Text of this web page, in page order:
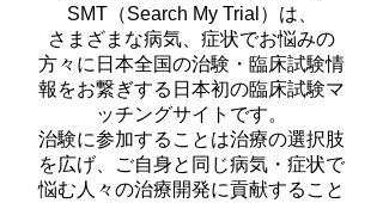
SMT（Search My Trial）は、
さまざまな病気、症状でお悩みの
方々に日本全国の治験・臨床試験情
報をお繋ぎする日本初の臨床試験マ
ッチングサイトです。
治験に参加することは治療の選択肢
を広げ、ご自身と同じ病気・症状で
悩む人々の治療開発に貢献すること